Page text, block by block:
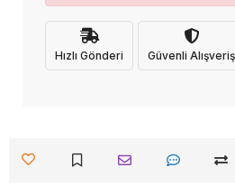
Hızlı Gönderi Güvenli Alışveriş